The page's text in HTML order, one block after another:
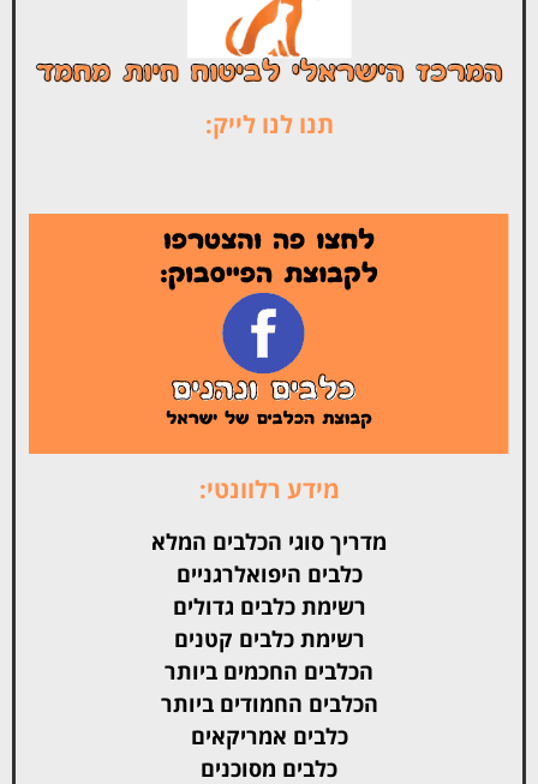
תנו לנו לייק:
מידע רלוונטי:
מדריך סוגי הכלבים המלא
כלבים היפואלרגניים
רשימת כלבים גדולים
רשימת כלבים קטנים
הכלבים החכמים ביותר
הכלבים החמודים ביותר
כלבים אמריקאים
כלבים מסוכנים